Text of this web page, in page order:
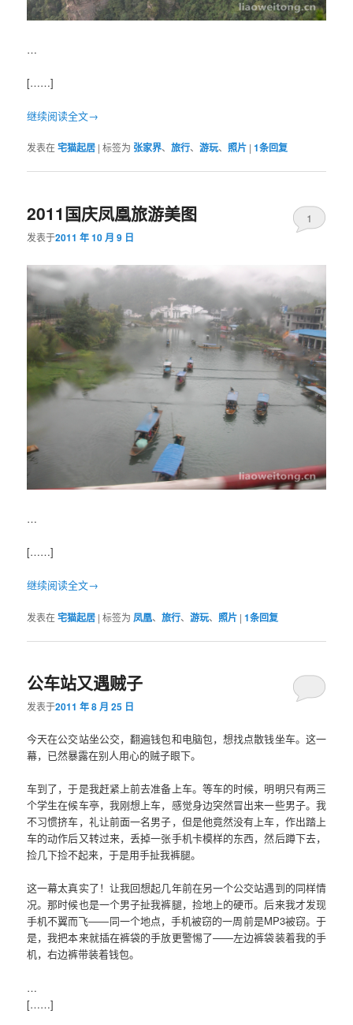
…
[……]
继续阅读全文→
发表在宅猫起居 |标签为 张家界、旅行、游玩、 照片 |1条回复
2011国庆凤凰旅游美图
发表于2011 年 10 月 9 日
1
…
[……]
继续阅读全文→
发表在宅猫起居 |标签为 凤凰、旅行、游玩、 照片 |1条回复
公车站又遇贼子
发表于2011 年 8 月 25 日
今天在公交站坐公交，翻遍钱包和电脑包，想找点散钱坐车。这一
幕，已然暴露在别人用心的贼子眼下。
车到了，于是我赶紧上前去准备上车。等车的时候，明明只有两三
个学生在候车亭，我刚想上车，感觉身边突然冒出来一些男子。我
不习惯挤车，礼让前面一名男子，但是他竟然没有上车，作出踏上
车的动作后又转过来，丢掉一张手机卡模样的东西，然后蹲下去，
捡几下捡不起来，于是用手扯我裤腿。
这一幕太真实了！让我回想起几年前在另一个公交站遇到的同样情
况。那时候也是一个男子扯我裤腿，捡地上的硬币。后来我才发现
手机不翼而飞——同一个地点，手机被窃的一周前是MP3被窃。于
是，我把本来就插在裤袋的手放更警惕了——左边裤袋装着我的手
机，右边裤带装着钱包。
…
[……]